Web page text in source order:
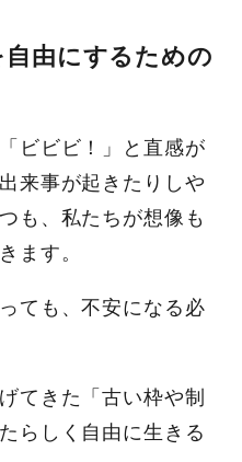
由にするための
ビビビ！」と直感が
来事が起きたりしや
も、私たちが想像も
ます。
ても、不安になる必
てきた「古い枠や制
らしく自由に生きる